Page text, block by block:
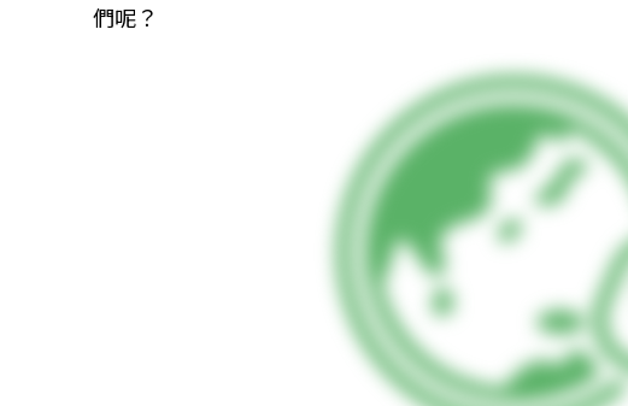
們呢？